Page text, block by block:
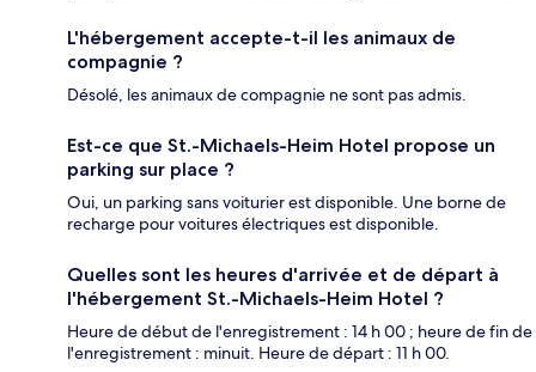
L'hébergement accepte-t-il les animaux de
compagnie ?
Désolé, les animaux de compagnie ne sont pas admis.
Est-ce que St.-Michaels-Heim Hotel propose un
parking sur place ?
Oui, un parking sans voiturier est disponible. Une borne de
recharge pour voitures électriques est disponible.
Quelles sont les heures d'arrivée et de départ à
l'hébergement St.-Michaels-Heim Hotel ?
Heure de début de l'enregistrement : 14 h 00 ; heure de fin de
l'enregistrement : minuit. Heure de départ : 11 h 00.